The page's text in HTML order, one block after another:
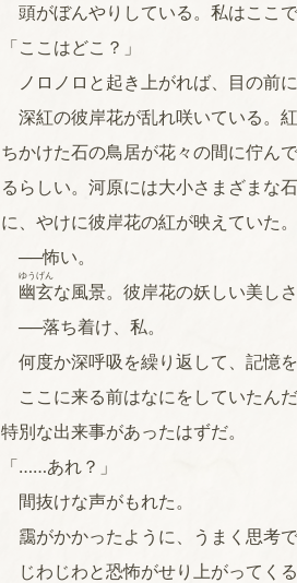
頭がぼんやりしている。私はここ
「ここはどこ？」
ノロノロと起き上がれば、目の前
深紅の彼岸花が乱れ咲いている。
ちかけた石の鳥居が花々の間に佇ん
るらしい。河原には大小さまざまな
に、やけに彼岸花の紅が映えていた
──怖い。
幽
ゆう
玄
げん
な風景。彼岸花の妖しい美し
──落ち着け、私。
何度か深呼吸を繰り返して、記憶を
ここに来る前はなにをしていたん
特別な出来事があったはずだ。
「……あれ？」
間抜けな声がもれた。
靄がかかったように、うまく思考で
じわじわと恐怖がせり上がってくる